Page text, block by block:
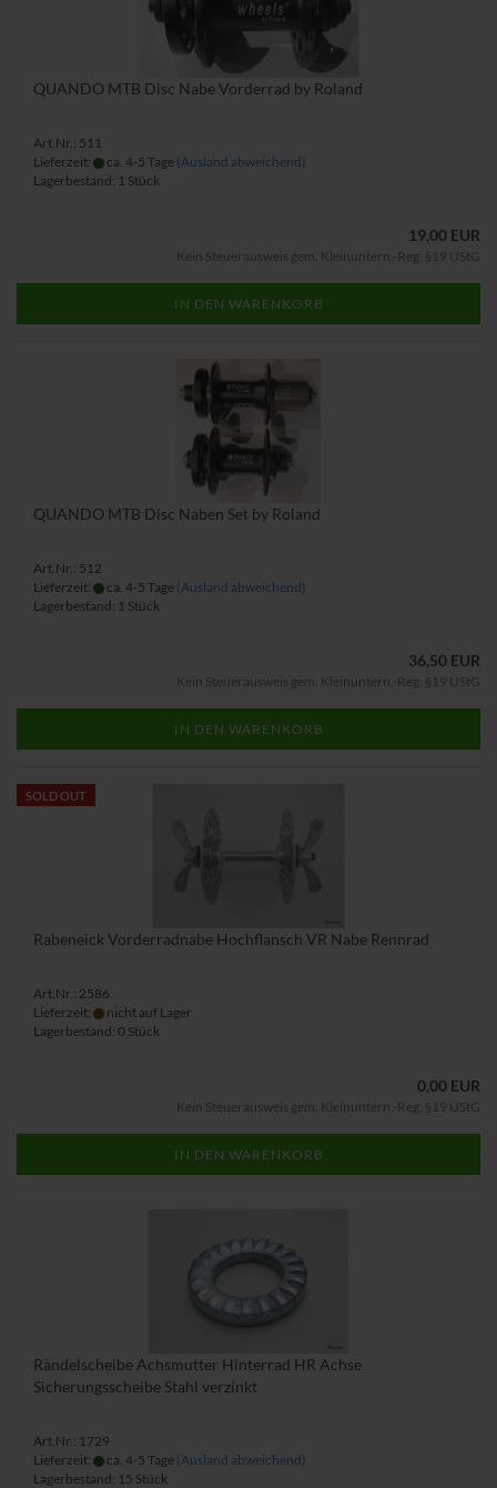
QUANDO MTB Disc Nabe Vorderrad by Roland
Art.Nr.: 511
Lieferzeit:
ca. 4-5 Tage (Ausland abweichend)
Lagerbestand: 1 Stück
19,00 EUR
Kein Steuerausweis gem. Kleinuntern.-Reg. §19 UStG
IN DEN WARENKORB
QUANDO MTB Disc Naben Set by Roland
Art.Nr.: 512
Lieferzeit:
ca. 4-5 Tage (Ausland abweichend)
Lagerbestand: 1 Stück
36,50 EUR
Kein Steuerausweis gem. Kleinuntern.-Reg. §19 UStG
IN DEN WARENKORB
SOLD OUT
Rabeneick Vorderradnabe Hochflansch VR Nabe Rennrad
Art.Nr.: 2586
Lieferzeit:
nicht auf Lager
Lagerbestand: 0 Stück
0,00 EUR
Kein Steuerausweis gem. Kleinuntern.-Reg. §19 UStG
IN DEN WARENKORB
Rändelscheibe Achsmutter Hinterrad HR Achse
Sicherungsscheibe Stahl verzinkt
Art.Nr.: 1729
Lieferzeit:
ca. 4-5 Tage (Ausland abweichend)
Lagerbestand: 15 Stück